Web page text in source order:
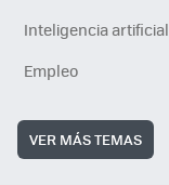
Inteligencia artificial
Empleo
VER MÁS TEMAS